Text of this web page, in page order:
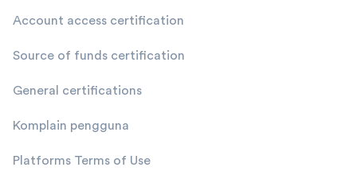
Account access certification
Source of funds certification
General certifications
Komplain pengguna
Platforms Terms of Use